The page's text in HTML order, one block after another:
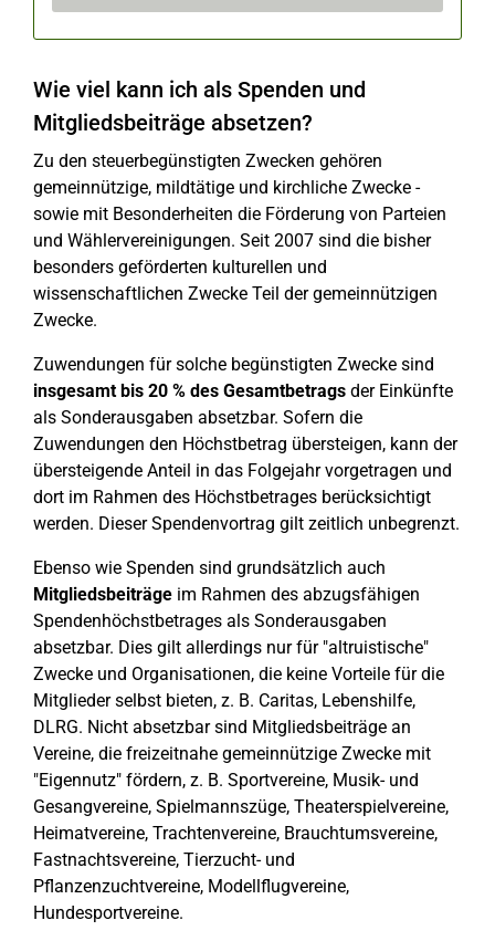
Wie viel kann ich als Spenden und
Mitgliedsbeiträge absetzen?
Zu den steuerbegünstigten Zwecken gehören
gemeinnützige, mildtätige und kirchliche Zwecke -
sowie mit Besonderheiten die Förderung von Parteien
und Wählervereinigungen. Seit 2007 sind die bisher
besonders geförderten kulturellen und
wissenschaftlichen Zwecke Teil der gemeinnützigen
Zwecke.
Zuwendungen für solche begünstigten Zwecke sind
insgesamt bis 20 % des Gesamtbetrags der Einkünfte
als Sonderausgaben absetzbar. Sofern die
Zuwendungen den Höchstbetrag übersteigen, kann der
übersteigende Anteil in das Folgejahr vorgetragen und
dort im Rahmen des Höchstbetrages berücksichtigt
werden. Dieser Spendenvortrag gilt zeitlich unbegrenzt.
Ebenso wie Spenden sind grundsätzlich auch
Mitgliedsbeiträge im Rahmen des abzugsfähigen
Spendenhöchstbetrages als Sonderausgaben
absetzbar. Dies gilt allerdings nur für "altruistische"
Zwecke und Organisationen, die keine Vorteile für die
Mitglieder selbst bieten, z. B. Caritas, Lebenshilfe,
DLRG. Nicht absetzbar sind Mitgliedsbeiträge an
Vereine, die freizeitnahe gemeinnützige Zwecke mit
"Eigennutz" fördern, z. B. Sportvereine, Musik- und
Gesangvereine, Spielmannszüge, Theaterspielvereine,
Heimatvereine, Trachtenvereine, Brauchtumsvereine,
Fastnachtsvereine, Tierzucht- und
Pflanzenzuchtvereine, Modellflugvereine,
Hundesportvereine.